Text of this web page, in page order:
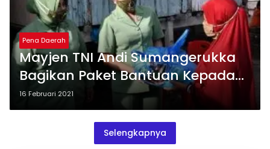
Pena Daerah
Mayjen TNI Andi Sumangerukka
Bagikan Paket Bantuan Kepada
Penenun Lokal di Buton
16 Februari 2021
Selengkapnya